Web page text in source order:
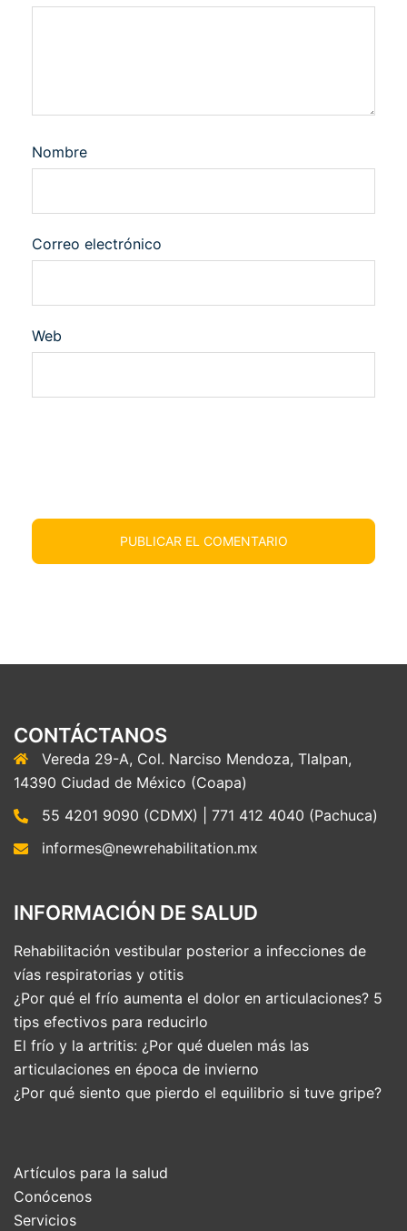
Nombre
Correo electrónico
Web
CONTÁCTANOS
Vereda 29-A, Col. Narciso Mendoza, Tlalpan,
14390 Ciudad de México (Coapa)
55 4201 9090 (CDMX) | 771 412 4040 (Pachuca)
informes@newrehabilitation.mx
INFORMACIÓN DE SALUD
Rehabilitación vestibular posterior a infecciones de
vías respiratorias y otitis
¿Por qué el frío aumenta el dolor en articulaciones? 5
tips efectivos para reducirlo
El frío y la artritis: ¿Por qué duelen más las
articulaciones en época de invierno
¿Por qué siento que pierdo el equilibrio si tuve gripe?
Artículos para la salud
Conócenos
Servicios